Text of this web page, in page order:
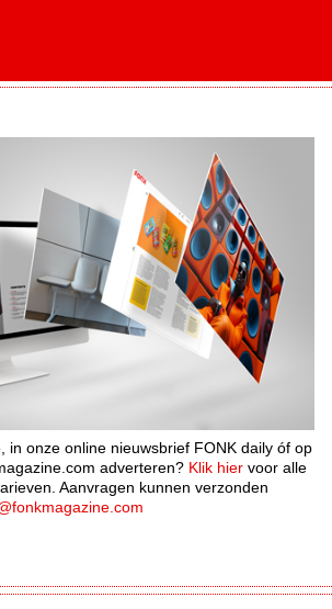
in onze online nieuwsbrief FONK daily óf op
adverteren? Klik hier voor alle
Aanvragen kunnen verzonden